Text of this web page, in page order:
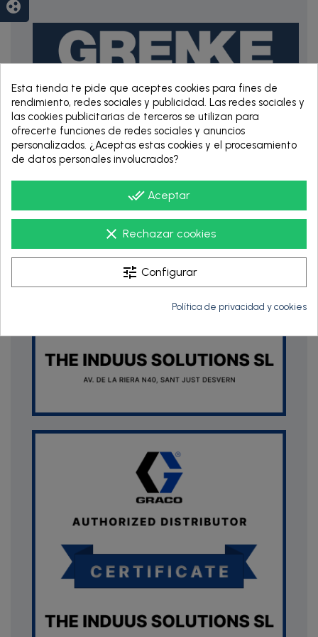
RENTING DE 12
HASTA 60 MESES
Esta tienda te pide que aceptes cookies para fines de
rendimiento, redes sociales y publicidad. Las redes sociales y
las cookies publicitarias de terceros se utilizan para
ofrecerte funciones de redes sociales y anuncios
personalizados. ¿Aceptas estas cookies y el procesamiento
de datos personales involucrados?
done_all Aceptar
clear Rechazar cookies
tune Configurar
Política de privacidad y cookies
group_work